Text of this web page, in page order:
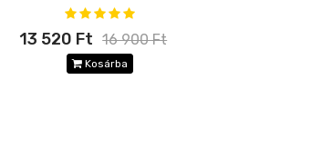
13 520 Ft 16 900 Ft
Kosárba